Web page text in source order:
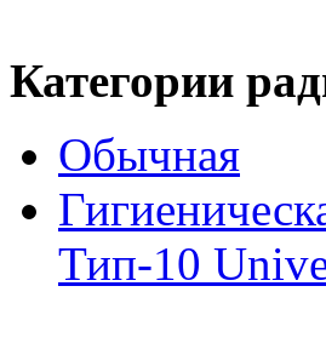
Категории
Обычная
Тип-10